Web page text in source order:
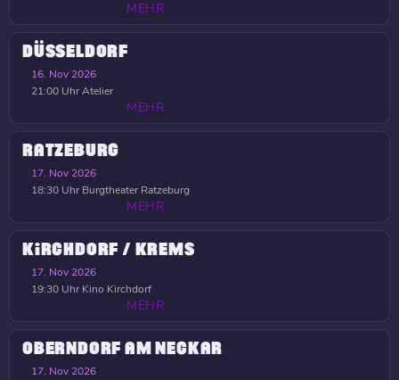
MEHR
DÜSSELDORF
16. Nov 2026
21:00 UhrAtelier
MEHR
RATZEBURG
17. Nov 2026
18:30 Uhr Burgtheater Ratzeburg
MEHR
KIRCHDORF / KREMS
17. Nov 2026
19:30 Uhr Kino Kirchdorf
MEHR
OBERNDORF AM NECKAR
17. Nov 2026